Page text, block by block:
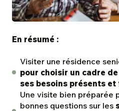
En résumé :
Visiter une résidence
pour choisir un cadre
ses besoins présents
Une visite bien préparée
bonnes questions sur les